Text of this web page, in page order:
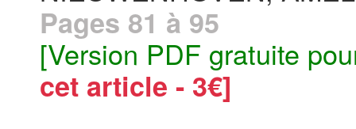
Pages 81 à 95
[Version PDF gratuite
cet article - 3€]